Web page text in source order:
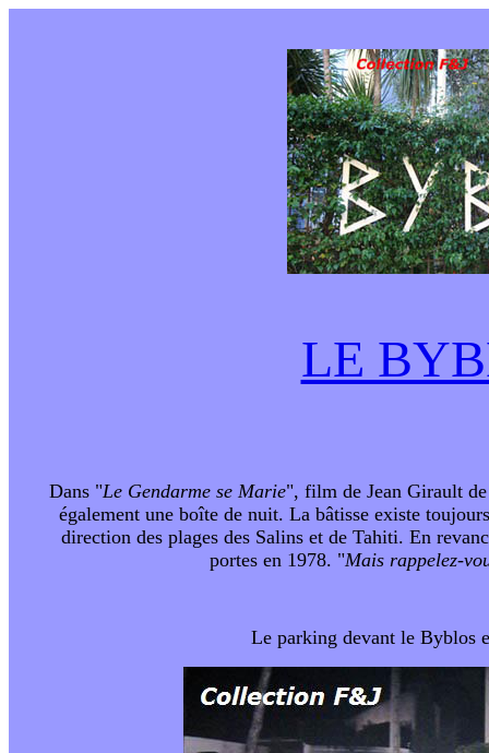
LE
Dans "Le Gendarme se Marie", film de Jean Girault
également une boîte de nuit. La bâtisse existe
direction des plages des Salins et de Tahiti. En
portes en 1978. "Mais rappelez-
Le parking devant le Byblos